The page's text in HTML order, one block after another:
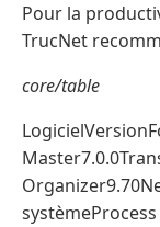
Pour la
TrucNet
core/table